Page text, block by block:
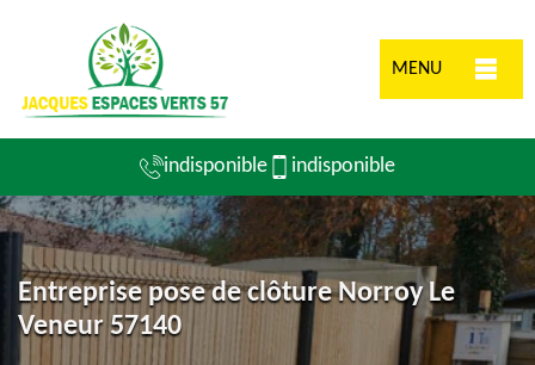
MENU
indisponible indisponible
Entreprise pose de clôture Norroy Le
Veneur 57140